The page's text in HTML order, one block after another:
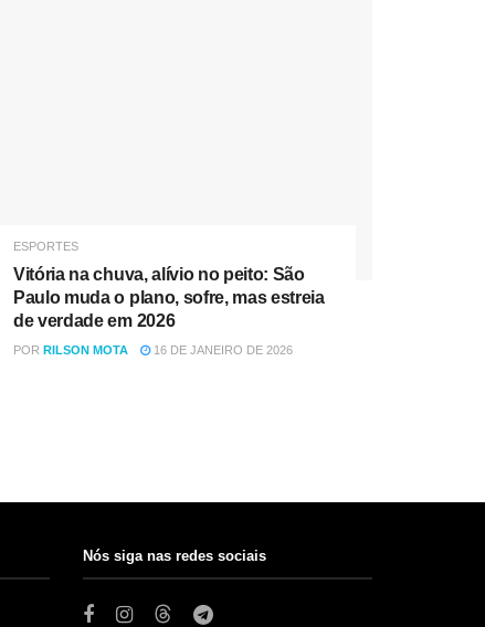
ESPORTES
Vitória na chuva, alívio no peito: São
Paulo muda o plano, sofre, mas estreia
de verdade em 2026
POR RILSON MOTA 16 DE JANEIRO DE 2026
Nós siga nas redes sociais